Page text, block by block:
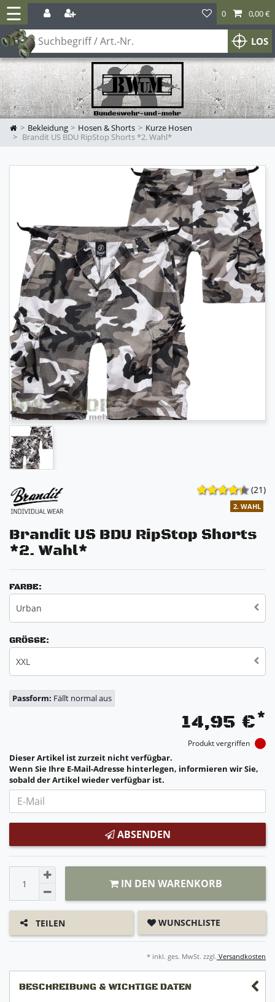
☰
LOS
0 0,00 €
Bekleidung Hosen & Shorts
Kurze Hosen
Brandit US BDU RipStop Shorts *2. Wahl*
(21)
2. WAHL
Brandit US BDU RipStop Shorts
*2. Wahl*
FARBE:
Urban
GRÖSSE:
XXL
Passform: Fällt normal aus
14,95 €*
Produkt vergriffen
Dieser Artikel ist zurzeit nicht verfügbar.
Wenn Sie Ihre E-Mail-Adresse hinterlegen, informieren wir Sie,
sobald der Artikel wieder verfügbar ist.
ABSENDEN
IN DEN WARENKORB
TEILEN WUNSCHLISTE
* inkl. ges. MwSt. zzgl. Versandkosten
BESCHREIBUNG & WICHTIGE DATEN